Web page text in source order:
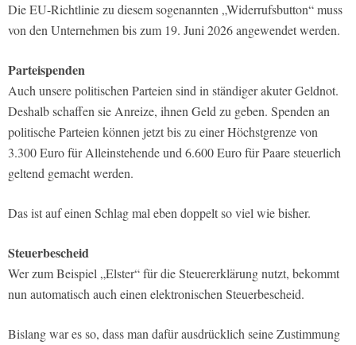
Die EU-Richtlinie zu diesem sogenannten „Widerrufsbutton“ muss
von den Unternehmen bis zum 19. Juni 2026 angewendet werden.
Parteispenden
Auch unsere politischen Parteien sind in ständiger akuter Geldnot.
Deshalb schaffen sie Anreize, ihnen Geld zu geben. Spenden an
politische Parteien können jetzt bis zu einer Höchstgrenze von
3.300 Euro für Alleinstehende und 6.600 Euro für Paare steuerlich
geltend gemacht werden.
Das ist auf einen Schlag mal eben doppelt so viel wie bisher.
Steuerbescheid
Wer zum Beispiel „Elster“ für die Steuererklärung nutzt, bekommt
nun automatisch auch einen elektronischen Steuerbescheid.
Bislang war es so, dass man dafür ausdrücklich seine Zustimmung